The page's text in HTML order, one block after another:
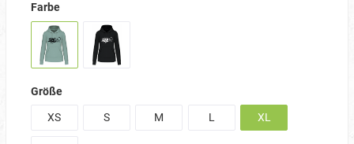
Farbe
Größe
XS
S M L XL